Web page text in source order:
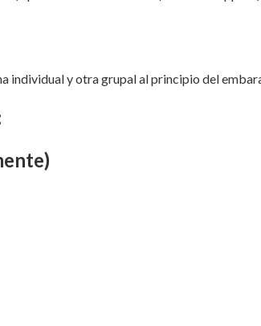
individual y otra grupal al principio del